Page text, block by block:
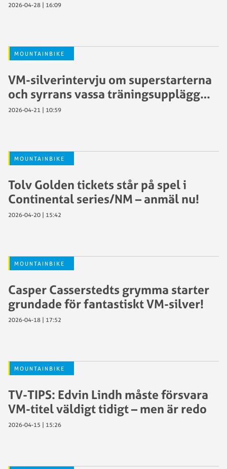
2026-04-28 | 16:09
MOUNTAINBIKE
VM-silverintervju om superstarterna
och syrrans vassa träningsupplägg…
2026-04-21 | 10:59
MOUNTAINBIKE
Tolv Golden tickets står på spel i
Continental series/NM – anmäl nu!
2026-04-20 | 15:42
MOUNTAINBIKE
Casper Casserstedts grymma starter
grundade för fantastiskt VM-silver!
2026-04-18 | 17:52
MOUNTAINBIKE
TV-TIPS: Edvin Lindh måste försvara
VM-titel väldigt tidigt – men är redo
2026-04-15 | 15:26